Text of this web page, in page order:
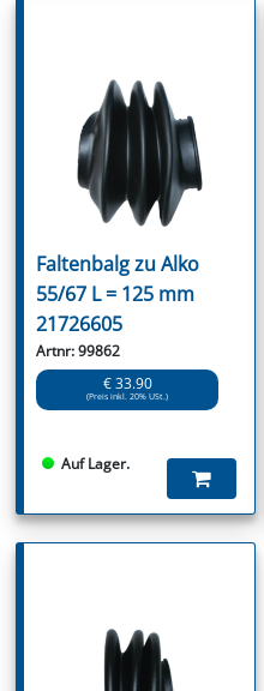
Faltenbalg zu Alko
55/67 L = 125 mm
21726605
Artnr: 99862
€ 33.90
(Preis inkl. 20% USt.)
Auf Lager.